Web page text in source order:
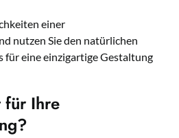
einer
nutzen Sie den natürlichen
für eine einzigartige Gestaltung
für Ihre